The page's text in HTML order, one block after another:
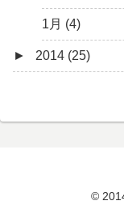
1月 (4)
► 2014 (25)
10月 (6)
©